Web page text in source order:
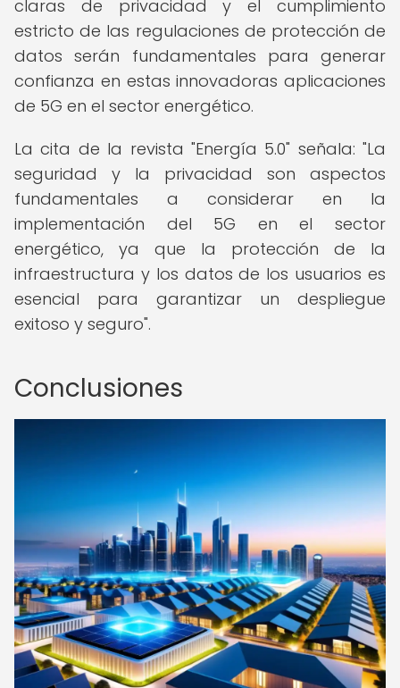
claras de privacidad y el cumplimiento
estricto de las regulaciones de protección de
datos serán fundamentales para generar
confianza en estas innovadoras aplicaciones
de 5G en el sector energético.
La cita de la revista "Energía 5.0" señala: "La
seguridad y la privacidad son aspectos
fundamentales a considerar en la
implementación del 5G en el sector
energético, ya que la protección de la
infraestructura y los datos de los usuarios es
esencial para garantizar un despliegue
exitoso y seguro".
Conclusiones